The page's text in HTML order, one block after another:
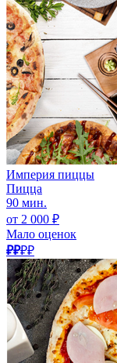
Империя пиццы
Пицца
90 мин.
от 2 000 ₽
Мало оценок
₽₽₽₽